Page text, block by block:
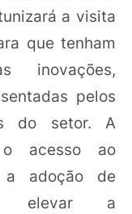
a visita
que tenham
inovações,
pelos
do setor. A
acesso ao
a adoção de
elevar a